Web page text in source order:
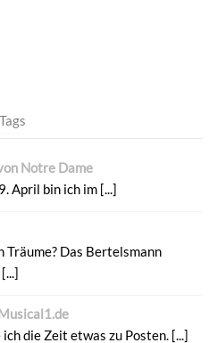
Tags
Notre Dame
April bin ich im [...]
Träume? Das Bertelsmann
die Zeit etwas zu Posten. [...]